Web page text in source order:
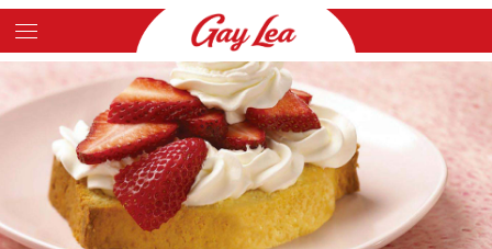
Skip
to
main
content
Content